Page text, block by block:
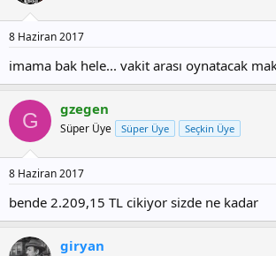
8 Haziran 2017
imama bak hele... vakit arası oynatacak
G gzegen
Süper Üye Süper Üye Seçkin Üye
8 Haziran 2017
bende 2.209,15 TL cikiyor sizde ne kadar
giryan